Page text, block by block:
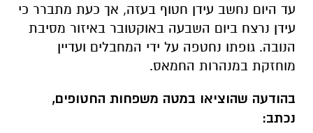
עד היום נחשב עידן חטוף בעזה, אך כעת מתברר כי
עידן נרצח ביום השבעה באוקטובר באיזור מסיבת
הנובה. גופתו נחטפה על ידי המחבלים ועדיין
מוחזקת במנהרות החמאס.
בהודעה שהוציאו במטה משפחות החטופים,
נכתב: